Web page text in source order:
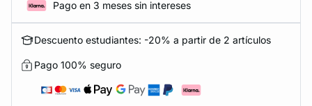
Pago en 3 meses sin intereses
Descuento estudiantes: -20% a partir de 2 artículos
Pago 100% seguro